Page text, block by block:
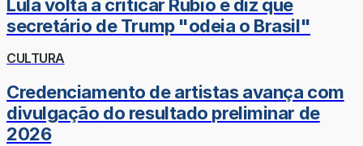
Lula volta a criticar Rubio e diz que
secretário de Trump "odeia o Brasil"
CULTURA
Credenciamento de artistas avança com
divulgação do resultado preliminar de
2026